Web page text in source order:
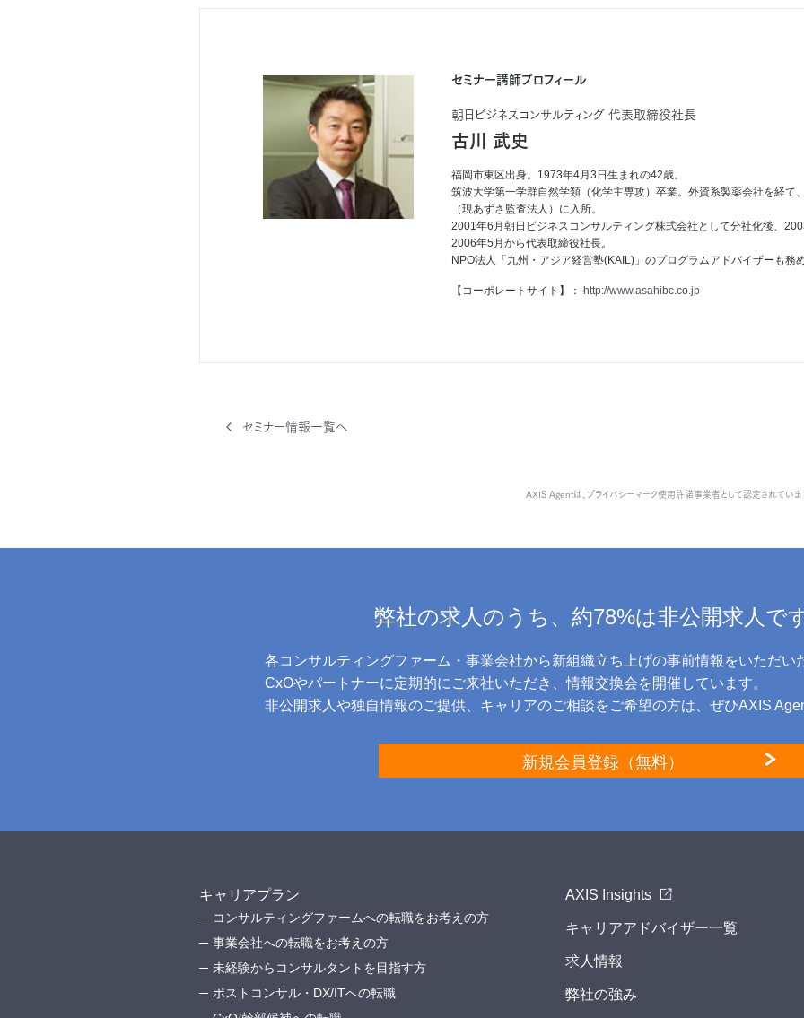
セミナー講師プロフィール
朝日ビジネスコンサルティング 代表取締役社長
古川 武史
福岡市東区出身。1973年4月3日生まれの42歳。
筑波大学第一学群自然学類（化学主専攻）卒業。外資系製薬会社を経て
（現あずさ監査法人）に入所。
2001年6月朝日ビジネスコンサルティング株式会社として分社化後、
2006年5月から代表取締役社長。
NPO法人「九州・アジア経営塾(KAIL)」のプログラムアドバイザーも務め
【コーポレートサイト】： http://www.asahibc.co.jp
セミナー情報一覧へ
AXIS Agentは、 プライバシーマーク使用許諾事業者として認定されていま
弊社の求人のうち、約78%は非公開求人です
各コンサルティングファーム・事業会社から新組織立ち上げの事前情報をいただい
CxOやパートナーに定期的にご来社いただき、情報交換会を開催しています。
非公開求人や独自情報のご提供、キャリアのご相談をご希望の方は、ぜひAXIS
新規会員登録（無料）
キャリアプラン
コンサルティングファームへの転職をお考えの方
事業会社への転職をお考えの方
未経験からコンサルタントを目指す方
ポストコンサル・DX/ITへの転職
AXIS Insights
キャリアアドバイザー一覧
求人情報
弊社の強み